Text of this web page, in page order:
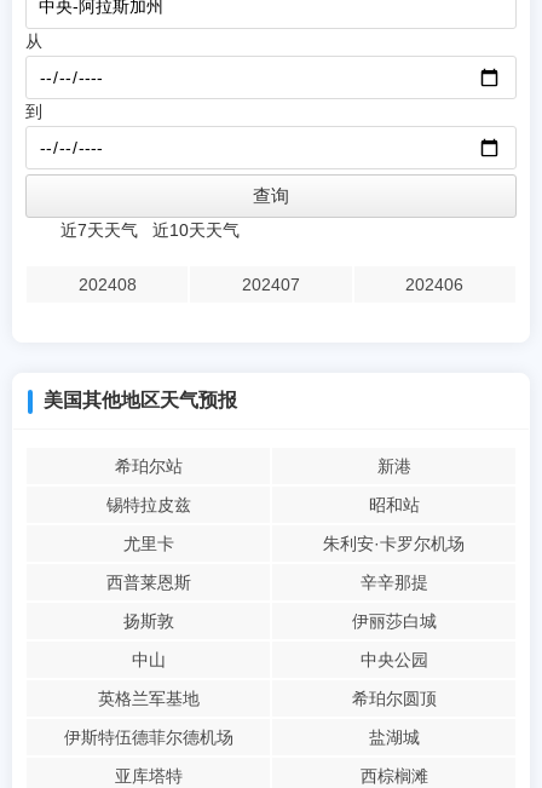
从
到
近7天天气 近10天天气
202408 202407 202406
美国其他地区天气预报
希珀尔站
新港
锡特拉皮兹
昭和站
尤里卡
朱利安·卡罗尔机场
西普莱恩斯
辛辛那提
扬斯敦
伊丽莎白城
中山
中央公园
英格兰军基地
希珀尔圆顶
伊斯特伍德菲尔德机场
盐湖城
亚库塔特
西棕榈滩